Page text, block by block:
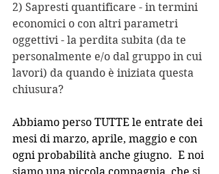
2) Sapresti quantificare - in termini
economici o con altri parametri
oggettivi - la perdita subita (da te
personalmente e/o dal gruppo in cui
lavori) da quando è iniziata questa
chiusura?
Abbiamo perso TUTTE le entrate dei
mesi di marzo, aprile, maggio e con
ogni probabilità anche giugno.  E noi